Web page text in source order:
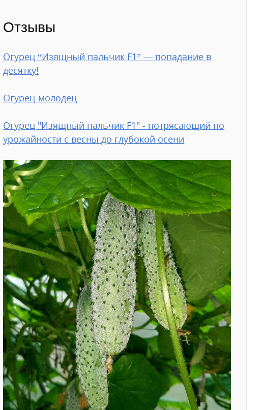
Отзывы
Огурец “Изящный пальчик F1” — попадание в
десятку!
Огурец-молодец
Огурец "Изящный пальчик F1" - потрясающий по
урожайности с весны до глубокой осени